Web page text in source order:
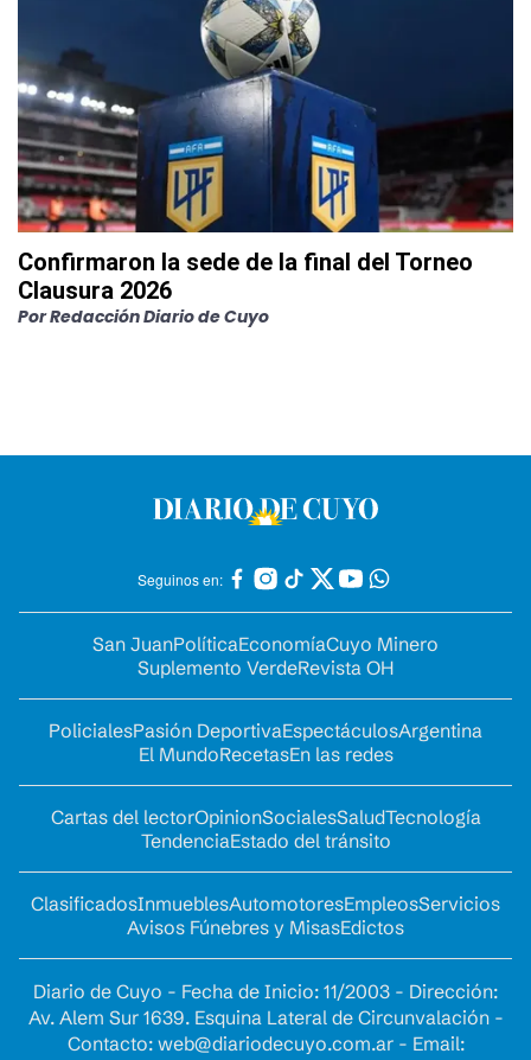
Confirmaron la sede de la final del Torneo
Clausura 2026
PorRedacción Diario de Cuyo
Seguinos en:
San JuanPolíticaEconomíaCuyo Minero
Suplemento VerdeRevista OH
PolicialesPasión DeportivaEspectáculosArgentina
El MundoRecetasEn las redes
Cartas del lectorOpinionSocialesSaludTecnología
TendenciaEstado del tránsito
ClasificadosInmueblesAutomotoresEmpleosServicios
Avisos Fúnebres y MisasEdictos
Diario de Cuyo - Fecha de Inicio: 11/2003 - Dirección:
Av. Alem Sur 1639. Esquina Lateral de Circunvalación -
Contacto: web@diariodecuyo.com.ar- Email: